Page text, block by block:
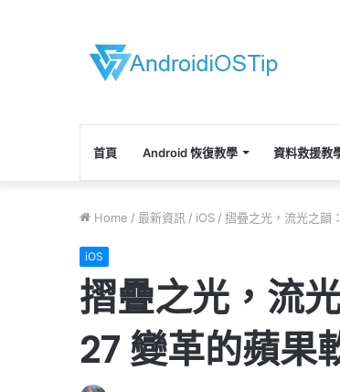
首頁 Android 恢復教學 資料救援教
Home / 最新資訊 / iOS / 摺疊之光，流光之韻
iOS
摺疊之光，流
27 變革的蘋果